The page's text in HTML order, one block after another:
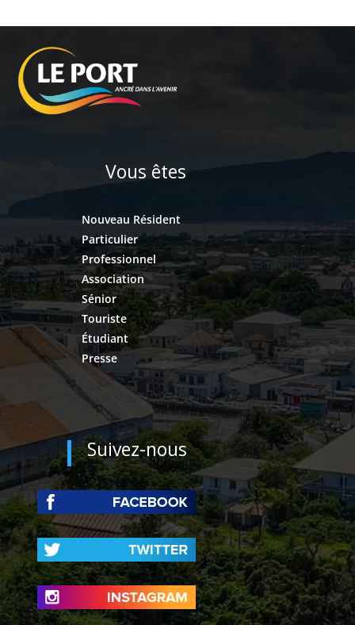
Vous êtes
Nouveau Résident
Particulier
Professionnel
Association
Sénior
Touriste
Étudiant
Presse
Suivez-nous